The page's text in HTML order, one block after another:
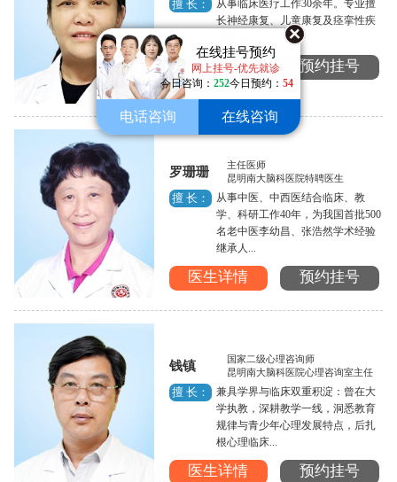
在线挂号预约
网上挂号-优先就诊
今日咨询： 252今日预约： 54
电话咨询 在线咨询
擅 长：
从事临床医疗工作30余年。专业擅
长神经康复、儿童康复及痉挛性疾
医生详情 预约挂号
罗珊珊
主任医师
昆明南大脑科医院特聘医生
擅 长：
从事中医、中西医结合临床、教
学、科研工作40年，为我国首批500
名老中医李幼昌、张浩然学术经验
继承人...
医生详情 预约挂号
钱镇
国家二级心理咨询师
昆明南大脑科医院心理咨询室主任
擅 长：
兼具学界与临床双重积淀：曾在大
学执教，深耕教学一线，洞悉教育
规律与青少年心理发展特点，后扎
根心理临床...
医生详情 预约挂号